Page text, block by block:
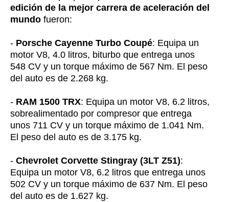
edición de la mejor carrera de aceleración del
mundo fueron:
- Porsche Cayenne Turbo Coupé: Equipa un
motor V8, 4.0 litros, biturbo que entrega unos
548 CV y un torque máximo de 567 Nm. El peso
del auto es de 2.268 kg.
- RAM 1500 TRX: Equipa un motor V8, 6.2 litros,
sobrealimentado por compresor que entrega
unos 711 CV y un torque máximo de 1.041 Nm.
El peso del auto es de 3.175 kg.
- Chevrolet Corvette Stingray (3LT Z51):
Equipa un motor V8, 6.2 litros que entrega unos
502 CV y un torque máximo de 637 Nm. El peso
del auto es de 1.627 kg.